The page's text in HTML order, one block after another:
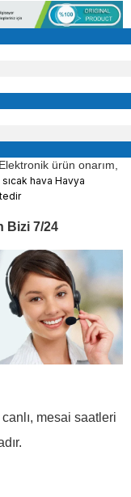
ürün onarım,
sıcak hava Havya
Bizi 7/24
mesai saatleri